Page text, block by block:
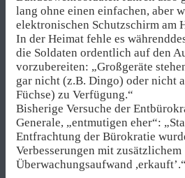
lang ohne einen einfachen, aber
elektronischen Schutzschirm am
In der Heimat fehle es
die Soldaten ordentlich auf den
vorzubereiten: „Großgeräte
gar nicht (z.B. Dingo) oder nicht
Füchse) zu Verfügung.“
Bisherige Versuche der
Generale, „entmutigen eher“:
Entfrachtung der Bürokratie
Verbesserungen mit zusätzlichem
Überwachungsaufwand ,erkauft’.“